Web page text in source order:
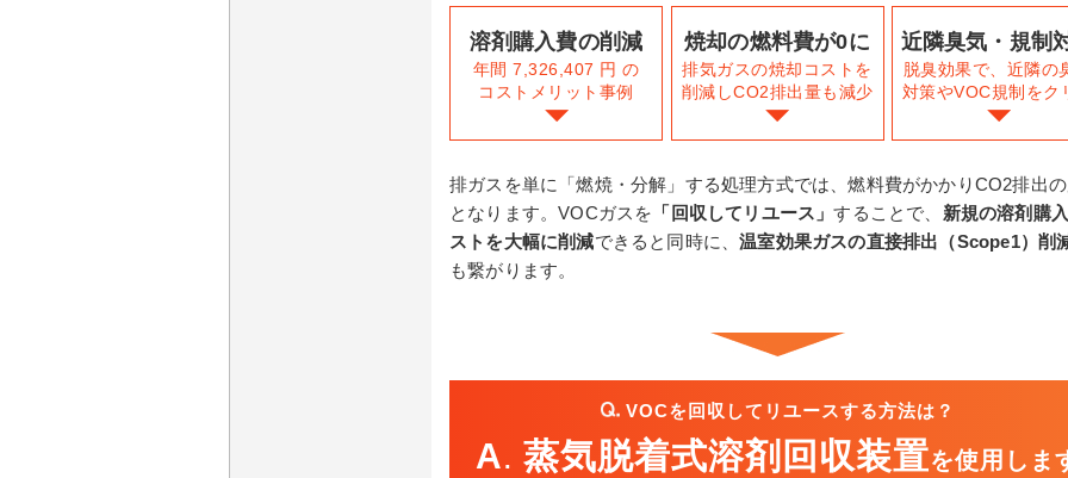
溶剤購入費の削減
年間 7,326,407 円 の
コストメリット事例
焼却の燃料費が0に
排気ガスの焼却コストを
削減しCO2排出量も減少
近隣臭気・規制
脱臭効果で、近隣の
対策やVOC規制をク
排ガスを単に「燃焼・分解」する処理方式では、燃料費がかかりCO2排出
となります。VOCガスを 「回収してリユース」することで、 新規の溶剤購
ストを大幅に削減できると同時に、温室効果ガスの直接排出（Scope1）削
も繋がります。
VOCを回収してリユースする方法は？
A. 蒸気脱着式溶剤回収装置を使用しま